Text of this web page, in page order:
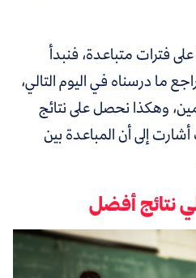
فترات متباعدة، فنبدأ
ما درسناه في اليوم التالي،
وهكذا نحصل على نتائج
إلى أن المباعدة بين